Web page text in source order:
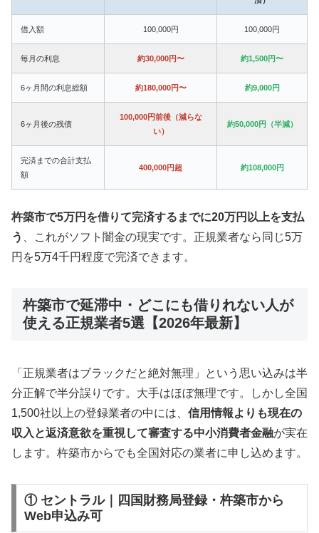
借入額 100,000円 100,000円
毎月の利息 約30,000円〜 約1,500円〜
6ヶ月間の利息総額 約180,000円〜 約9,000円
6ヶ月後の残債
100,000円前後（減らな
い）
約50,000円（半減）
完済までの合計支払
額
400,000円超 約108,000円
杵築市で5万円を借りて完済するまでに20万円以上を支払
う
、これがソフト闇金の現実です。正規業者なら同じ5万
円を5万4千円程度で完済できます。
杵築市で延滞中・どこにも借りれない人が
使える正規業者5選【2026年最新】
「正規業者はブラックだと絶対無理」という思い込みは半
分正解で半分誤りです。大手はほぼ無理です。しかし全国
1,500社以上の登録業者の中には、 信用情報よりも現在の
収入と返済意欲を重視して審査する中小消費者金融が実在
します。杵築市からでも全国対応の業者に申し込めます。
① セントラル｜四国財務局登録・杵築市から
Web申込み可